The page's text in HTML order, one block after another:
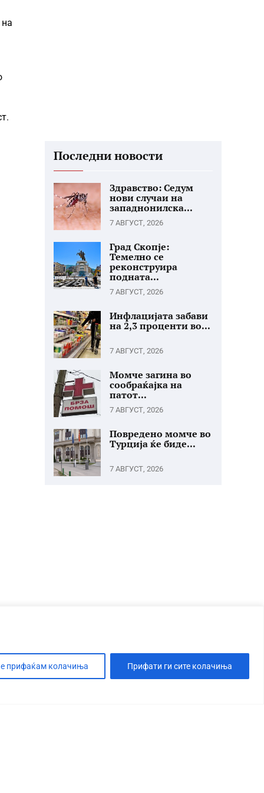
прифаќам колачиња Прифати ги сите колачиња
Последни новости
Здравство: Седум
нови случаи на
западнонилска...
7 АВГУСТ, 2026
Град Скопје:
Темелно се
реконструира
подната...
7 АВГУСТ, 2026
Инфлацијата забави
на 2,3 проценти во...
7 АВГУСТ, 2026
Момче загина во
сообраќајка на
патот...
7 АВГУСТ, 2026
Повредено момче во
Турција ќе биде...
7 АВГУСТ, 2026